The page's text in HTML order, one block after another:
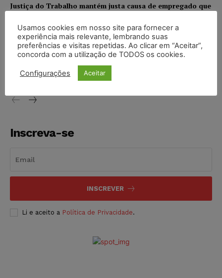
Justiça do Trabalho mantém justa causa de empregado que
NOTÍCIAS 07/08/2026
Justiça de SP decreta prisão de suspeito investigado na
NOTÍCIAS 07/08/2026
Inscreva-se
INSCREVER
Li e aceito a Política de Privacidade.
Usamos cookies em nosso site para fornecer a
experiência mais relevante, lembrando suas
preferências e visitas repetidas. Ao clicar em “Aceitar”,
concorda com a utilização de TODOS os cookies.
Configurações Aceitar